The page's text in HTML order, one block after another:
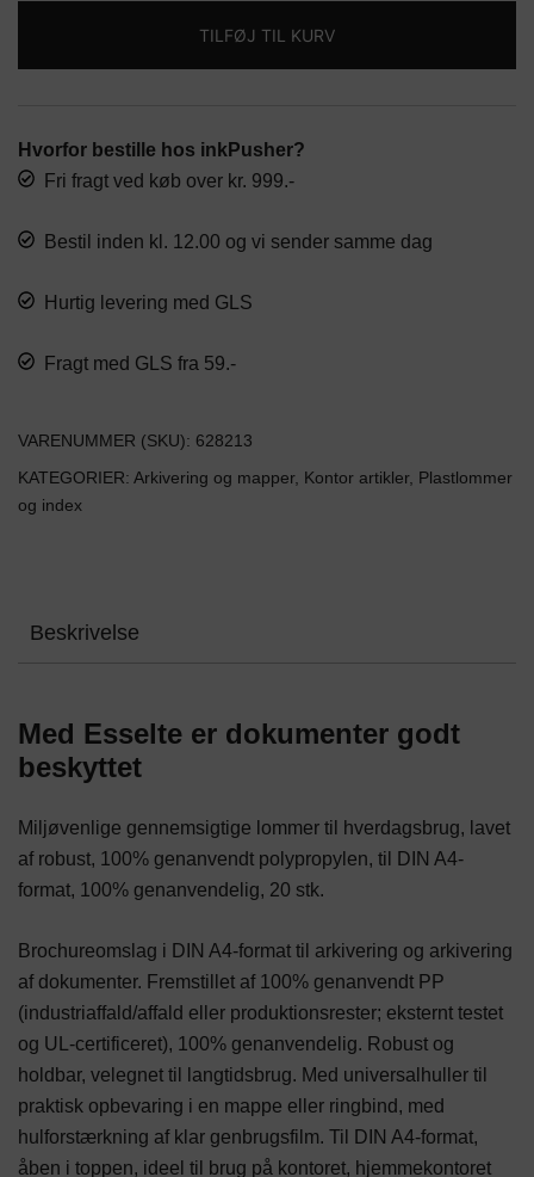
præg
A4
TILFØJ TIL KURV
Hvorfor bestille hos inkPusher?
Fri fragt ved køb over kr. 999.-
Bestil inden kl. 12.00 og vi sender samme dag
Hurtig levering med GLS
Fragt med GLS fra 59.-
VARENUMMER (SKU): 628213
KATEGORIER: Arkivering og mapper, Kontor artikler, Plastlommer
og index
Beskrivelse
Med Esselte er dokumenter godt
beskyttet
Miljøvenlige gennemsigtige lommer til hverdagsbrug, lavet
af robust, 100% genanvendt polypropylen, til DIN A4-
format, 100% genanvendelig, 20 stk.
Brochureomslag i DIN A4-format til arkivering og arkivering
af dokumenter. Fremstillet af 100% genanvendt PP
(industriaffald/affald eller produktionsrester; eksternt testet
og UL-certificeret), 100% genanvendelig. Robust og
holdbar, velegnet til langtidsbrug. Med universalhuller til
praktisk opbevaring i en mappe eller ringbind, med
hulforstærkning af klar genbrugsfilm. Til DIN A4-format,
åben i toppen, ideel til brug på kontoret, hjemmekontoret